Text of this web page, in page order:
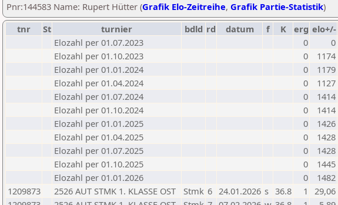
Pnr:144583 Name: Rupert Hütter (Grafik Elo-Zeitreihe, Grafik Partie-Statistik)
tnr
St turnier bdld rd datum f K erg elo+/-
Elozahl per 01.07.2023
0
0
Elozahl per 01.10.2023
0
1174
Elozahl per 01.01.2024
0
1179
Elozahl per 01.04.2024
0
1127
Elozahl per 01.07.2024
0
1414
Elozahl per 01.10.2024
0
1414
Elozahl per 01.01.2025
0
1426
Elozahl per 01.04.2025
0
1428
Elozahl per 01.07.2025
0
1428
Elozahl per 01.10.2025
0
1445
Elozahl per 01.01.2026
0
1482
1209873
2526 AUT STMK 1. KLASSE OST Stmk 6 24.01.2026 s 36.8 1 29,06